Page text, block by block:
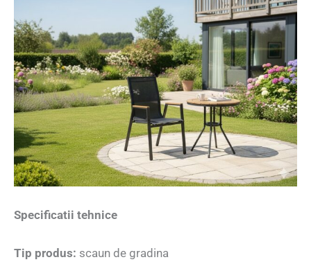
Specificatii tehnice
Tip produs: scaun de gradina